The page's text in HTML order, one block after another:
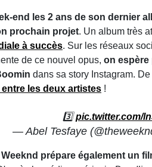
end les 2 ans de son dernier
prochain projet. Un album très
à succès. Sur les réseaux
de ce nouvel opus, on espère
dans sa story Instagram.
les deux artistes !
3️⃣pic.twitter.com/
— Abel Tesfaye
prépare également un